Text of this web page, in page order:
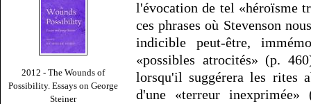
2012 - The Wounds of
Possibility. Essays on George
Steiner
l'évocation de tel «héroïsme
ces phrases où Stevenson
indicible peut-être,
«possibles atrocités» (p.
lorsqu'il suggérera les rites
d'une «terreur